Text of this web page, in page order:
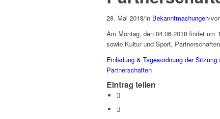
28. Mai 2018/in Bekanntmachungen/
Am Montag, den 04.06.2018 findet
sowie Kultur und Sport,
Einladung & Tagesordnung der
Partnerschaften
Eintrag teilen